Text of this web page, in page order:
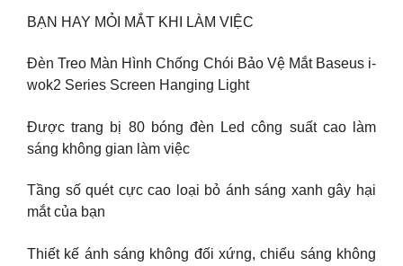
BẠN HAY MỎI MẮT KHI LÀM VIỆC
Đèn Treo Màn Hình Chống Chói Bảo Vệ Mắt Baseus i-
wok2 Series Screen Hanging Light
Được trang bị 80 bóng đèn Led công suất cao làm
sáng không gian làm việc
Tầng số quét cực cao loại bỏ ánh sáng xanh gây hại
mắt của bạn
Thiết kế ánh sáng không đối xứng, chiếu sáng không